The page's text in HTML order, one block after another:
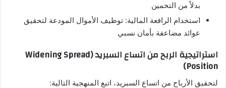
بدلاً من التخمين
استخدام الرافعة المالية: توظيف الأموال المودعة لتحقيق
عوائد مضاعفة بأمان نسبي
استراتيجية الربح من اتساع السبريد (Widening Spread
Position)
لتحقيق الأرباح من اتساع السبريد، اتبع المنهجية التالية: